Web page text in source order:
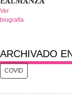
Ver
biografía
ARCHIVADO
COVID